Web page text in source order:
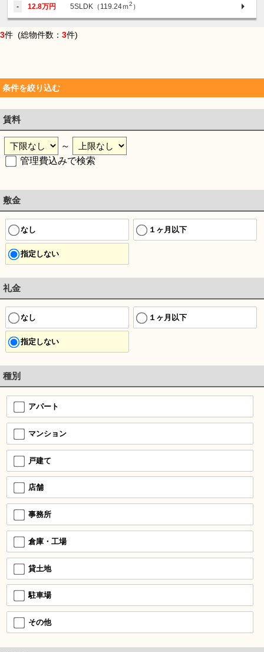
- 12.8万円 5SLDK（119.24ｍ2 ）
3件 (総物件数： 3件)
条件を絞り込む
賃料
～
管理費込みで検索
敷金
なし １ヶ月以下
指定しない
礼金
なし １ヶ月以下
指定しない
種別
アパート
マンション
戸建て
店舗
事務所
倉庫・工場
貸土地
駐車場
その他